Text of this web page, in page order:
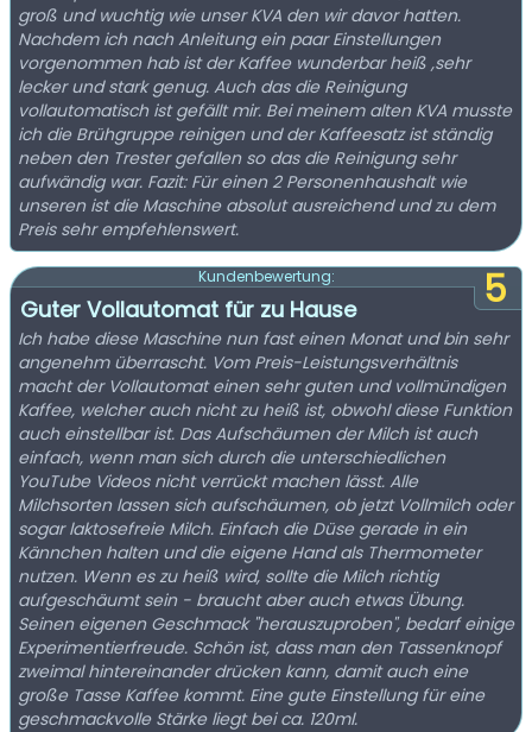
groß und wuchtig wie unser KVA den wir davor hatten.
Nachdem ich nach Anleitung ein paar Einstellungen
vorgenommen hab ist der Kaffee wunderbar heiß ,sehr
lecker und stark genug. Auch das die Reinigung
vollautomatisch ist gefällt mir. Bei meinem alten KVA musste
ich die Brühgruppe reinigen und der Kaffeesatz ist ständig
neben den Trester gefallen so das die Reinigung sehr
aufwändig war. Fazit: Für einen 2 Personenhaushalt wie
unseren ist die Maschine absolut ausreichend und zu dem
Preis sehr empfehlenswert.
5
Kundenbewertung:
Guter Vollautomat für zu Hause
Ich habe diese Maschine nun fast einen Monat und bin sehr
angenehm überrascht. Vom Preis-Leistungsverhältnis
macht der Vollautomat einen sehr guten und vollmündigen
Kaffee, welcher auch nicht zu heiß ist, obwohl diese Funktion
auch einstellbar ist. Das Aufschäumen der Milch ist auch
einfach, wenn man sich durch die unterschiedlichen
YouTube Videos nicht verrückt machen lässt. Alle
Milchsorten lassen sich aufschäumen, ob jetzt Vollmilch oder
sogar laktosefreie Milch. Einfach die Düse gerade in ein
Kännchen halten und die eigene Hand als Thermometer
nutzen. Wenn es zu heiß wird, sollte die Milch richtig
aufgeschäumt sein - braucht aber auch etwas Übung.
Seinen eigenen Geschmack "herauszuproben", bedarf einige
Experimentierfreude. Schön ist, dass man den Tassenknopf
zweimal hintereinander drücken kann, damit auch eine
große Tasse Kaffee kommt. Eine gute Einstellung für eine
geschmackvolle Stärke liegt bei ca. 120ml.